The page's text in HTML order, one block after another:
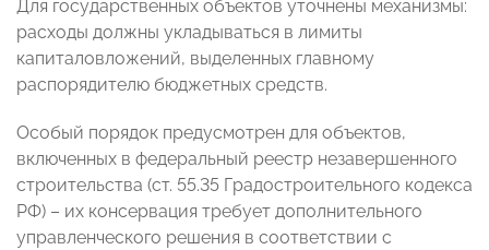
Для государственных объектов уточнены механизмы:
расходы должны укладываться в лимиты
капиталовложений, выделенных главному
распорядителю бюджетных средств.
Особый порядок предусмотрен для объектов,
включенных в федеральный реестр незавершенного
строительства (ст. 55.35 Градостроительного кодекса
РФ) – их консервация требует дополнительного
управленческого решения в соответствии с